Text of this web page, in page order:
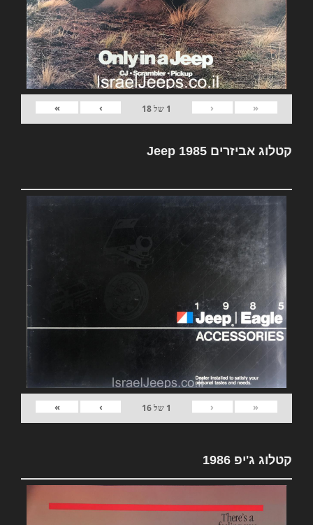
«
‹
1 של18
›
»
קטלוג אביזרים Jeep 1985
«
‹
1 של16
›
»
קטלוג ג'יפ 1986